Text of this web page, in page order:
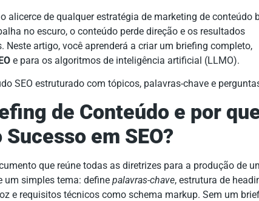
alicerce de qualquer estratégia de marketing de conteúdo
no escuro, o conteúdo perde direção e os resultados
artigo, você aprenderá a criar um briefing completo,
e para os algoritmos de inteligência artificial (LLMO).
de Conteúdo e por
em SEO?
que reúne todas as diretrizes para a produção de
um simples tema: define palavras-chave, estrutura de
e requisitos técnicos como schema markup. Sem um